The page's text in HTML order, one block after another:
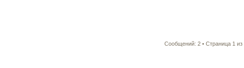
Сообщений: 2 • Страница 1 из